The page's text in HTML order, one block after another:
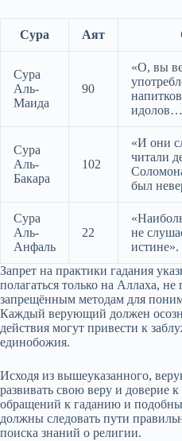
Сура Аят
Сура
Аль-
Маида
90
«О, вы
Сура
Аль-
Бакара
102
«И они
читали
был
Сура
Аль-
Анфаль
22
не
истине».
Запрет на практики гадания
полагаться только на Аллаха, не
запрещённым методам для
Каждый верующий должен
действия могут привести к
единобожия.
Исходя из вышеуказанного,
развивать свою веру и доверие к
обращений к гаданию и
должны следовать пути
поиска знаний о религии.